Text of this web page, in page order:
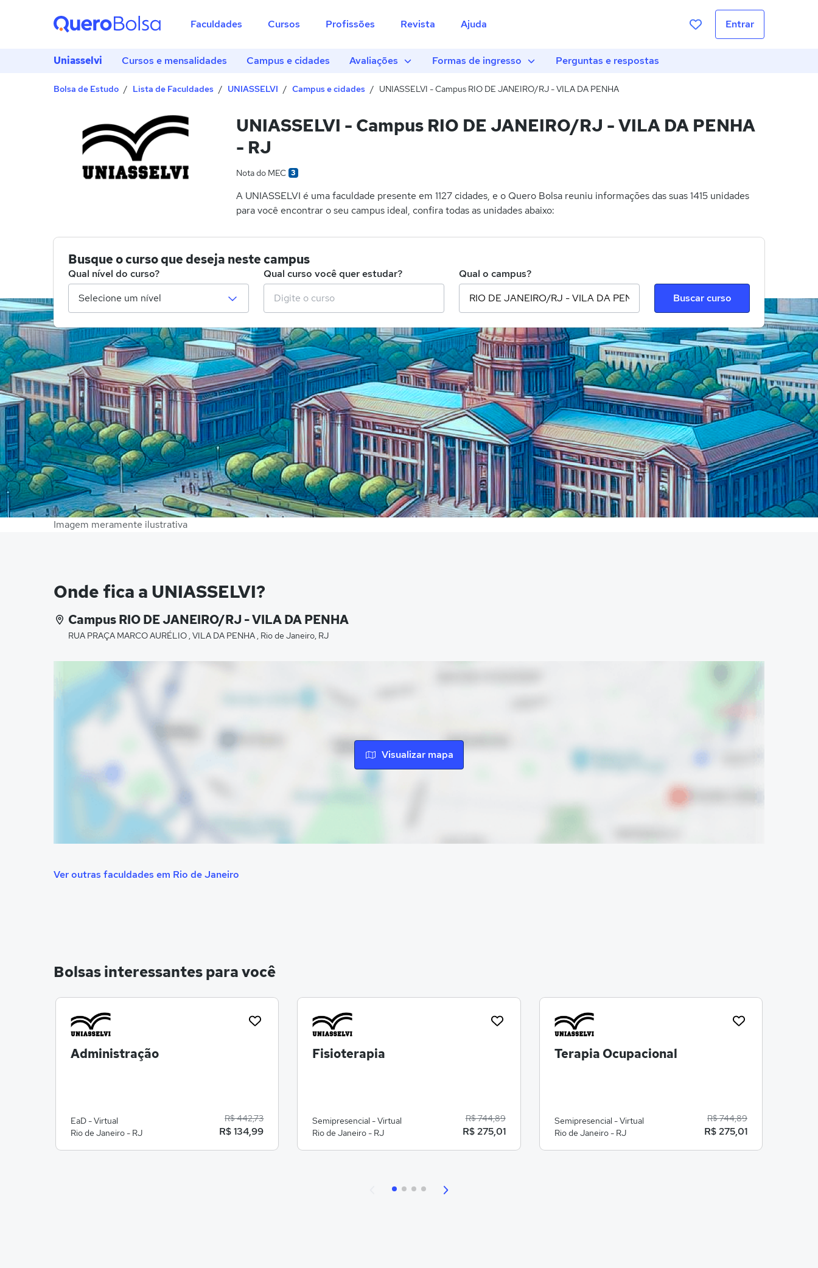
Faculdades Cursos Profissões Revista Ajuda Entrar
Uniasselvi Cursos e mensalidades Campus e cidades Avaliações Formas de ingresso Perguntas e respostas
Bolsa de Estudo Lista de Faculdades UNIASSELVI Campus e cidades UNIASSELVI - Campus RIO DE JANEIRO/RJ - VILA DA PENHA
UNIASSELVI - Campus RIO DE JANEIRO/RJ - VILA DA PENHA
- RJ
Nota do MEC 3
A UNIASSELVI é uma faculdade presente em 1127 cidades, e o Quero Bolsa reuniu informações das suas 1415 unidades
para você encontrar o seu campus ideal, confira todas as unidades abaixo:
Busque o curso que deseja neste campus
Qual nível do curso? Qual curso você quer estudar?
Qual o campus?
Buscar curso
Imagem meramente ilustrativa
Onde fica a UNIASSELVI?
Campus RIO DE JANEIRO/RJ - VILA DA PENHA
RUA PRAÇA MARCO AURÉLIO , VILA DA PENHA , Rio de Janeiro, RJ
Visualizar mapa
Ver outras faculdades em Rio de Janeiro
Bolsas interessantes para você
Administração
EaD - Virtual
Rio de Janeiro - RJ
R$ 442,73
R$ 134,99
Fisioterapia
Semipresencial - Virtual
Rio de Janeiro - RJ
R$ 744,89
R$ 275,01
Terapia Ocupacional
Semipresencial - Virtual
Rio de Janeiro - RJ
R$ 744,89
R$ 275,01